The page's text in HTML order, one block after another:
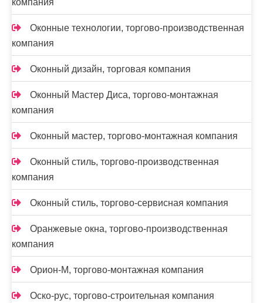
компания
Оконные технологии, торгово-производственная
компания
Оконный дизайн, торговая компания
Оконный Мастер Диса, торгово-монтажная
компания
Оконный мастер, торгово-монтажная компания
Оконный стиль, торгово-производственная
компания
Оконный стиль, торгово-сервисная компания
Оранжевые окна, торгово-производственная
компания
Орион-М, торгово-монтажная компания
Оско-рус, торгово-строительная компания